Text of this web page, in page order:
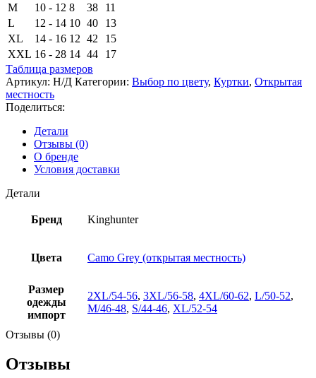
M
10 - 12 8 38
11
L
12 - 14 10 40
13
XL
14 - 16 12 42
15
XXL 16 - 28 14 44
17
Таблица размеров
Артикул: Н/Д Категории: Выбор по цвету, Куртки, Открытая
местность
Поделиться:
Детали
Отзывы (0)
О бренде
Условия доставки
Детали
Бренд Kinghunter
Цвета Camo Grey (открытая местность)
Размер
одежды
импорт
2XL/54-56, 3XL/56-58, 4XL/60-62, L/50-52,
M/46-48, S/44-46, XL/52-54
Отзывы (0)
Отзывы